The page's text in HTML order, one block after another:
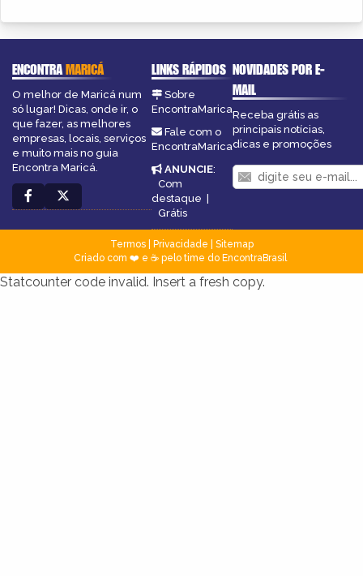
ENCONTRAMARICÁ
O melhor de Maricá num
só lugar! Dicas, onde ir, o
que fazer, as melhores
empresas, locais, serviços
e muito mais no guia
Encontra Maricá.
LINKS RÁPIDOS
Sobre
EncontraMarica
Fale com o
EncontraMarica
ANUNCIE:
Com
destaque |
Grátis
NOVIDADES POR E-
MAIL
Receba grátis as
principais notícias,
dicas e promoções
Termos| Privacidade
Sitemap
Criado com ❤️ e ☕ pelo time do EncontraBrasil
Statcounter code invalid. Insert a fresh copy.